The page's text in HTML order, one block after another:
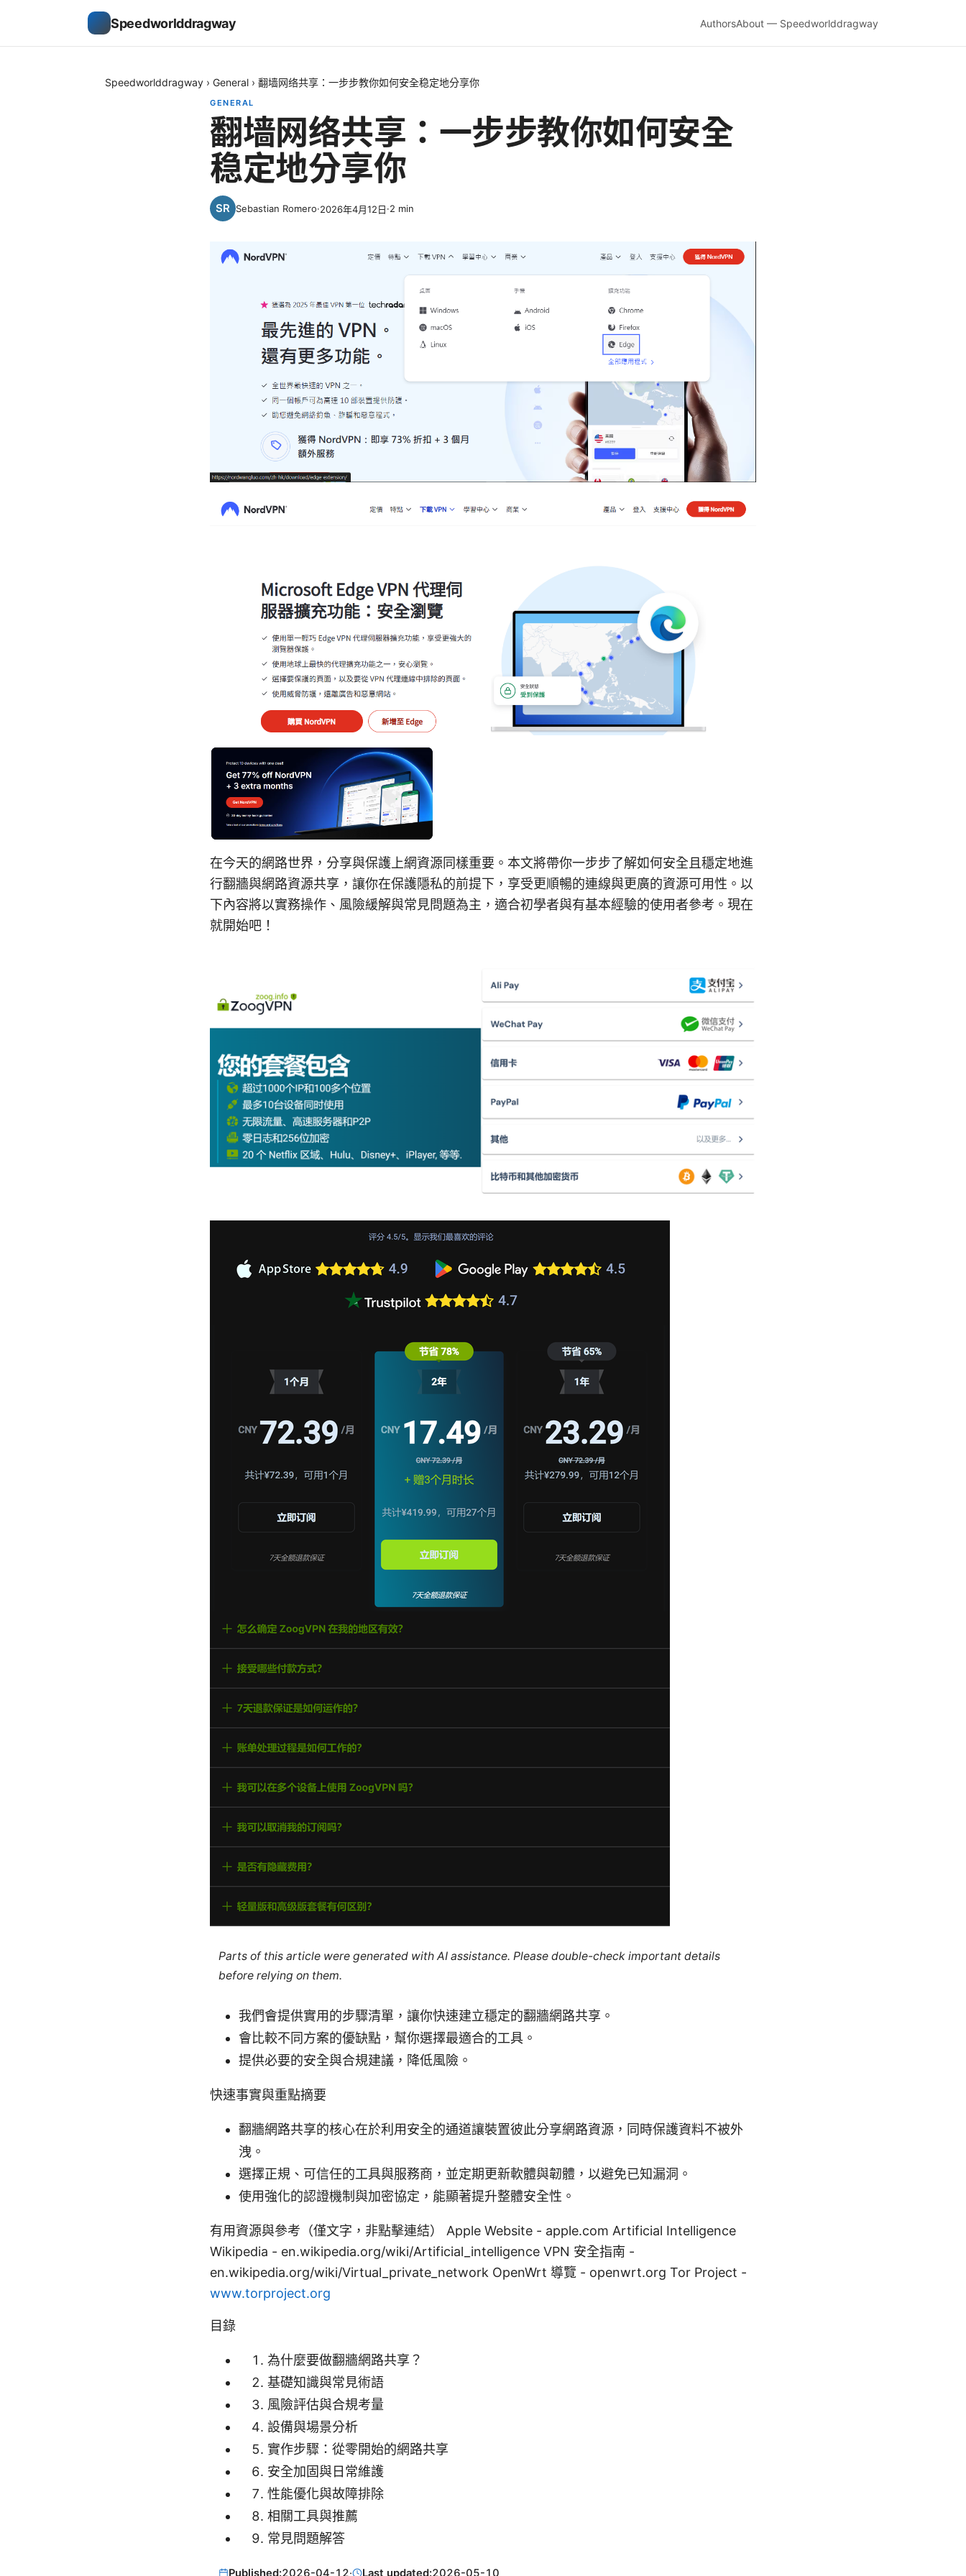
Speedworlddragway AuthorsAbout — Speedworlddragway
Speedworlddragway › General › 翻墙网络共享：一步步教你如何安全稳定地分享你
GENERAL
翻墙网络共享：一步步教你如何安全
稳定地分享你
Sebastian Romero·2026年4月12日·2 min
在今天的網路世界，分享與保護上網資源同樣重要。本文將帶你一步步了解如何安全且穩定地進
行翻牆與網路資源共享，讓你在保護隱私的前提下，享受更順暢的連線與更廣的資源可用性。以
下內容將以實務操作、風險緩解與常見問題為主，適合初學者與有基本經驗的使用者參考。現在
就開始吧！
Parts of this article were generated with AI assistance. Please double-check important details
before relying on them.
我們會提供實用的步驟清單，讓你快速建立穩定的翻牆網路共享。
會比較不同方案的優缺點，幫你選擇最適合的工具。
提供必要的安全與合規建議，降低風險。
快速事實與重點摘要
翻牆網路共享的核心在於利用安全的通道讓裝置彼此分享網路資源，同時保護資料不被外
洩。
選擇正規、可信任的工具與服務商，並定期更新軟體與韌體，以避免已知漏洞。
使用強化的認證機制與加密協定，能顯著提升整體安全性。
有用資源與參考（僅文字，非點擊連結） Apple Website - apple.com Artificial Intelligence
Wikipedia - en.wikipedia.org/wiki/Artificial_intelligence VPN 安全指南 -
en.wikipedia.org/wiki/Virtual_private_network OpenWrt 導覽 - openwrt.org Tor Project -
www.torproject.org
目錄
為什麼要做翻牆網路共享？
基礎知識與常見術語
風險評估與合規考量
設備與場景分析
實作步驟：從零開始的網路共享
安全加固與日常維護
性能優化與故障排除
相關工具與推薦
常見問題解答
Published:2026-04-12· Last updated:2026-05-10